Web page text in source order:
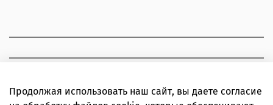
Продолжая использовать наш сайт, вы даете согласие